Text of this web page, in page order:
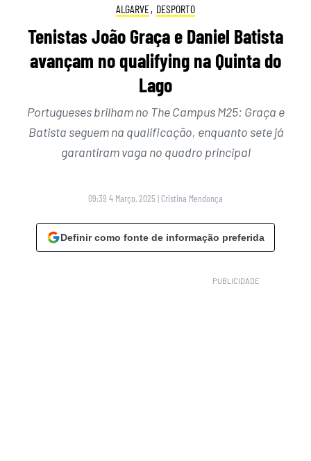
ALGARVE, DESPORTO
Tenistas João Graça e Daniel Batista
avançam no qualifying na Quinta do
Lago
Portugueses brilham no The Campus M25: Graça e
Batista seguem na qualificação, enquanto sete já
garantiram vaga no quadro principal
09:39 4 Março, 2025 | Cristina Mendonça
Definir como fonte de informação preferida